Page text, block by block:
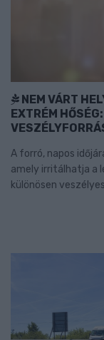
NEM VÁRT
EXTRÉM
A forró, napos
amely irritálhatja a
különösen